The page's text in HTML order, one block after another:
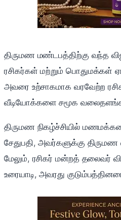
திருமண மண்டபத்திற்கு வந்த
ரசிகர்கள் மற்றும் பொதுமக்கள்
அவரை உற்சாகமாக வரவேற்ற
வீடியோக்களை சமூக
திருமண நிகழ்ச்சியில்
சேதுபதி, அவர்களுக்கு
மேலும், ரசிகர் மன்றத் தலைவர்
உரையாடி, அவரது